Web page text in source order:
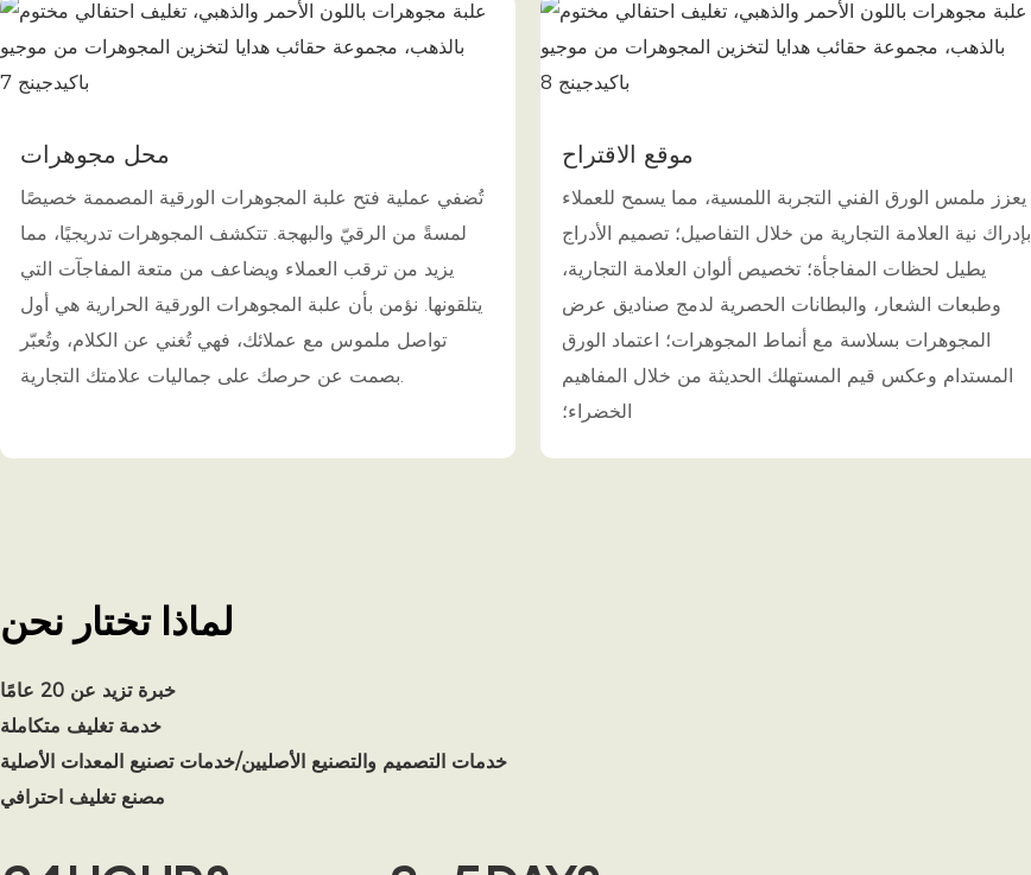
محل مجوهرات
تُضفي عملية فتح علبة المجوهرات الورقية المصممة خصيصًا
لمسةً من الرقيّ والبهجة. تتكشف المجوهرات تدريجيًا، مما
يزيد من ترقب العملاء ويضاعف من متعة المفاجآت التي
يتلقونها. نؤمن بأن علبة المجوهرات الورقية الحرارية هي أول
تواصل ملموس مع عملائك، فهي تُغني عن الكلام، وتُعبّر
بصمت عن حرصك على جماليات علامتك التجارية.
موقع الاقتراح
يعزز ملمس الورق الفني التجربة اللمسية، مما يسمح للعملاء
بإدراك نية العلامة التجارية من خلال التفاصيل؛ تصميم الأدراج
يطيل لحظات المفاجأة؛ تخصيص ألوان العلامة التجارية،
وطبعات الشعار، والبطانات الحصرية لدمج صناديق عرض
المجوهرات بسلاسة مع أنماط المجوهرات؛ اعتماد الورق
المستدام وعكس قيم المستهلك الحديثة من خلال المفاهيم
الخضراء؛
لماذا تختار نحن
خبرة تزيد عن 20 عامًا
خدمة تغليف متكاملة
خدمات التصميم والتصنيع الأصليين/خدمات تصنيع المعدات الأصلية
مصنع تغليف احترافي